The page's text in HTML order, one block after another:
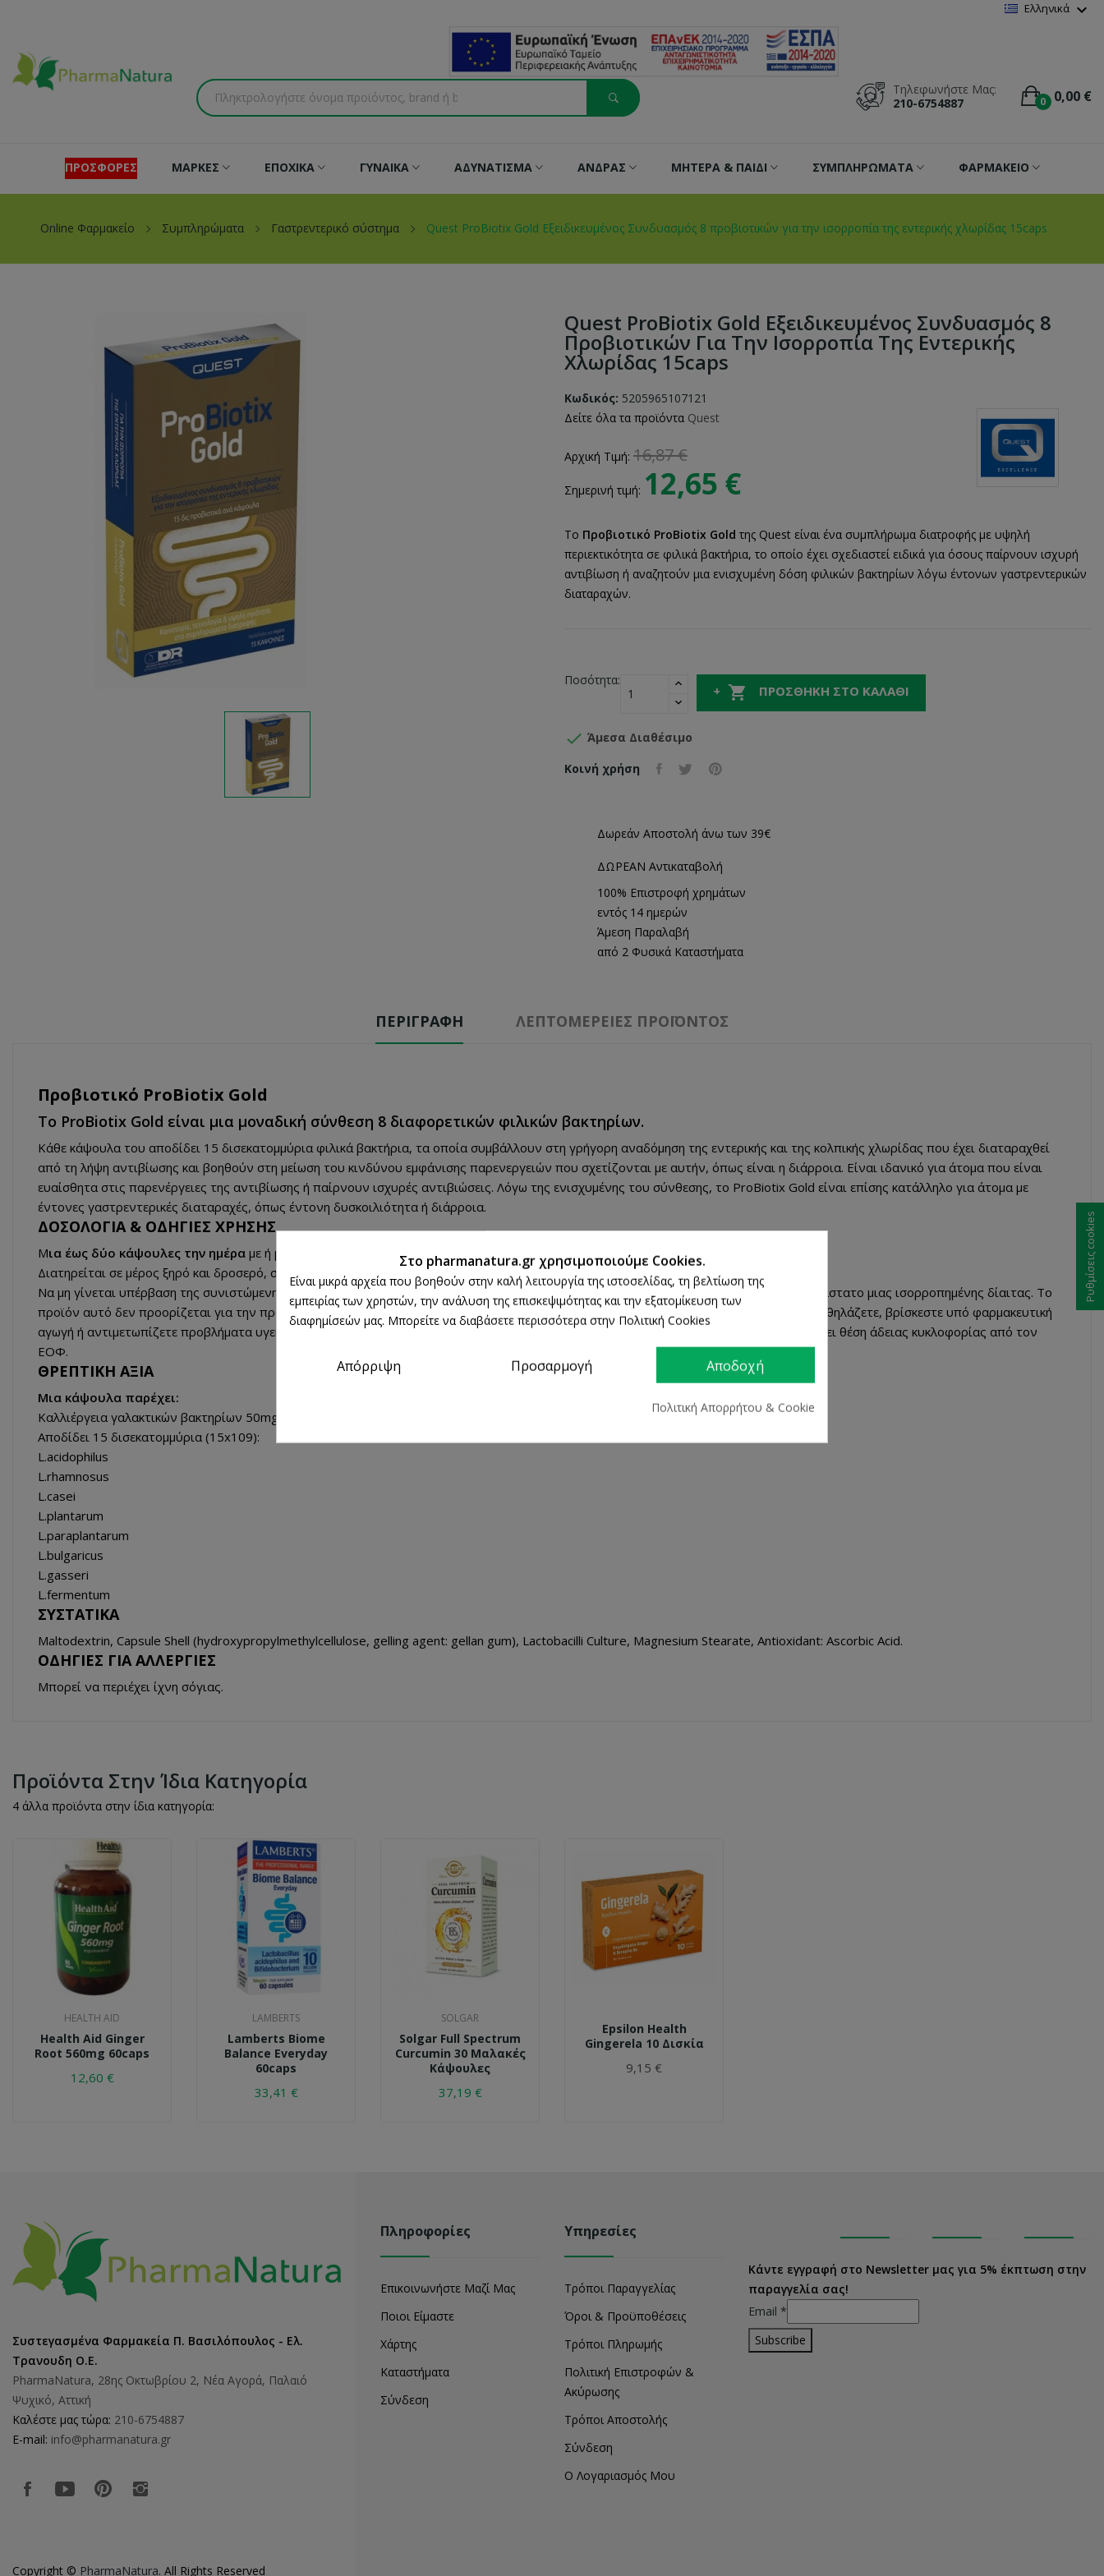
Ελληνικά expand_more
0 0,00 €
Τηλεφωνήστε Μας:
210-6754887
ΠΡΟΣΦΟΡΕΣ ΜΑΡΚΕΣ ΕΠΟΧΙΚΑ ΓΥΝΑΙΚΑ ΑΔΥΝΑΤΙΣΜΑ ΑΝΔΡΑΣ ΜΗΤΕΡΑ & ΠΑΙΔΙ ΣΥΜΠΛΗΡΩΜΑΤΑ ΦΑΡΜΑΚΕΙΟ
Online Φαρμακείο Συμπληρώματα Γαστρεντερικό σύστημα Quest ProBiotix Gold Eξειδικευμένος Συνδυασμός 8 προβιοτικών για την ισορροπία της εντερικής χλωρίδας 15caps
Quest ProBiotix Gold Eξειδικευμένος Συνδυασμός 8
Προβιοτικών Για Την Ισορροπία Της Εντερικής
Χλωρίδας 15caps
Κωδικός: 5205965107121
Δείτε όλα τα προϊόντα Quest
Αρχική Τιμή: 16,87 €
Σημερινή τιμή: 12,65 €
Το Προβιοτικό ProBiotix Gold της Quest είναι ένα συμπλήρωμα διατροφής με υψηλή
περιεκτικότητα σε φιλικά βακτήρια, το οποίο έχει σχεδιαστεί ειδικά για όσους παίρνουν ισχυρή
αντιβίωση ή αναζητούν μια ενισχυμένη δόση φιλικών βακτηρίων λόγω έντονων γαστρεντερικών
διαταραχών.
Ποσότητα:
 ΠΡΟΣΘΉΚΗ ΣΤΟ ΚΑΛΆΘΙ
 Άμεσα Διαθέσιμο
Κοινή χρήση
Δωρεάν Αποστολή άνω των 39€
ΔΩΡΕΑΝ Αντικαταβολή
100% Επιστροφή χρημάτων
εντός 14 ημερών
Άμεση Παραλαβή
από 2 Φυσικά Καταστήματα
ΠΕΡΙΓΡΑΦΉ ΛΕΠΤΟΜΈΡΕΙΕΣ ΠΡΟΪΌΝΤΟΣ
Προβιοτικό ProBiotix Gold
Το ProBiotix Gold είναι μια μοναδική σύνθεση 8 διαφορετικών φιλικών βακτηρίων.
Κάθε κάψουλα του αποδίδει 15 δισεκατομμύρια φιλικά βακτήρια, τα οποία συμβάλλουν στη γρήγορη αναδόμηση της εντερικής και της κολπικής χλωρίδας που έχει διαταραχθεί
από τη λήψη αντιβίωσης και βοηθούν στη μείωση του κινδύνου εμφάνισης παρενεργειών που σχετίζονται με αυτήν, όπως είναι η διάρροια. Είναι ιδανικό για άτομα που είναι
ευαίσθητα στις παρενέργειες της αντιβίωσης ή παίρνουν ισχυρές αντιβιώσεις. Λόγω της ενισχυμένης του σύνθεσης, το ProBiotix Gold είναι επίσης κατάλληλο για άτομα με
έντονες γαστρεντερικές διαταραχές, όπως έντονη δυσκοιλιότητα ή διάρροια.
ΔΟΣΟΛΟΓΙΑ & ΟΔΗΓΙΕΣ ΧΡΗΣΗΣ
Μια έως δύο κάψουλες την ημέρα με ή μετά από κάποιο γεύμα μαζί με νερό.
Διατηρείται σε μέρος ξηρό και δροσερό, σε θερμοκρασία μικρότερη των 25οC. Φυλάσσεται μακριά από παιδιά.
Να μη γίνεται υπέρβαση της συνιστώμενης ημερήσιας δόσης. Τα συμπληρώματα διατροφής δεν πρέπει να χρησιμοποιούνται ως υποκατάστατο μιας ισορροπημένης δίαιτας. Το
προϊόν αυτό δεν προορίζεται για την πρόληψη, αγωγή ή θεραπεία ανθρώπινης νόσου. Συμβουλευτείτε τον γιατρό σας αν είστε έγκυος, θηλάζετε, βρίσκεστε υπό φαρμακευτική
αγωγή ή αντιμετωπίζετε προβλήματα υγείας. Να φυλάσσεται μακριά από τα μικρά παιδιά. Ο αριθμός γνωστοποίησης στον ΕΟΦ δεν επέχει θέση άδειας κυκλοφορίας από τον
ΕΟΦ.
ΘΡΕΠΤΙΚΗ ΑΞΙΑ
Μια κάψουλα παρέχει:​
Καλλιέργεια γαλακτικών βακτηρίων 50mg
Αποδίδει 15 δισεκατομμύρια (15x109):
L.acidophilus
L.rhamnosus
L.casei
L.plantarum
L.paraplantarum
L.bulgaricus
L.gasseri
L.fermentum
ΣΥΣΤΑΤΙΚΑ
Maltodextrin, Capsule Shell (hydroxypropylmethylcellulose, gelling agent: gellan gum), Lactobacilli Culture, Magnesium Stearate, Antioxidant: Ascorbic Acid.
ΟΔΗΓΙΕΣ ΓΙΑ ΑΛΛΕΡΓΙΕΣ
Μπορεί να περιέχει ίχνη σόγιας.
Προϊόντα Στην Ίδια Κατηγορία
4 άλλα προϊόντα στην ίδια κατηγορία:
HEALTH AID
Health Aid Ginger
Root 560mg 60caps
12,60 €
LAMBERTS
Lamberts Biome
Balance Everyday
60caps
33,41 €
SOLGAR
Solgar Full Spectrum
Curcumin 30 Μαλακές
Κάψουλες
37,19 €
Epsilon Health
Gingerela 10 Δισκία
9,15 €
Συστεγασμένα Φαρμακεία Π. Βασιλόπουλος - Ελ.
Τρανουδη Ο.Ε.
PharmaNatura, 28ης Οκτωβρίου 2, Νέα Αγορά, Παλαιό
Ψυχικό, Αττική
Καλέστε μας τώρα: 210-6754887
E-mail: info@pharmanatura.gr
Πληροφορίες
Επικοινωνήστε Μαζί Μας
Ποιοι Είμαστε
Χάρτης
Καταστήματα
Σύνδεση
Υπηρεσίες
Τρόποι Παραγγελίας
Όροι & Προϋποθέσεις
Τρόποι Πληρωμής
Πολιτική Επιστροφών &
Ακύρωσης
Τρόποι Αποστολής
Σύνδεση
Ο Λογαριασμός Μου
Κάντε εγγραφή στο Newsletter μας για 5% έκπτωση στην
παραγγελία σας!
Email *
Copyright © PharmaNatura. All Rights Reserved
Στο pharmanatura.gr χρησιμοποιούμε Cookies.
Είναι μικρά αρχεία που βοηθούν στην καλή λειτουργία της ιστοσελίδας, τη βελτίωση της
εμπειρίας των χρηστών, την ανάλυση της επισκεψιμότητας και την εξατομίκευση των
διαφημίσεών μας. Μπορείτε να διαβάσετε περισσότερα στην Πολιτική Cookies
Απόρριψη Προσαρμογή Αποδοχή
Πολιτική Απορρήτου & Cookie
Ρυθμίσεις cookies